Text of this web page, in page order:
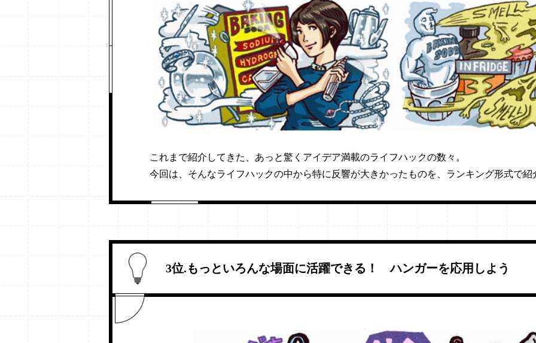
これまで紹介してきた、あっと驚くアイデア満載のライフハックの数々。
今回は、そんなライフハックの中から特に反響が大きかったものを、ランキング形式で紹
3位.もっといろんな場面に活躍できる！ ハンガーを応用しよう